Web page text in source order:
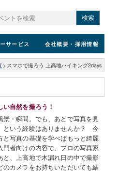
検索
サービス 会社概要 ・採用情報
> スマホで撮ろう 上高地ハイキング2days
自然を撮ろう！
景・瞬間。でも、あとで写真を見
という経験はありませんか？ 今
と写真の基礎を学べばもっと綺麗
者向けの内容で、プロの写真家
、上高地で木漏れ日の中で撮影
のカメラをお持ちいただいても結